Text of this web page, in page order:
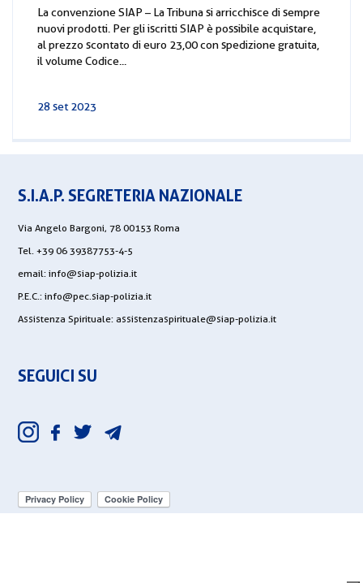
La convenzione SIAP – La Tribuna si arricchisce di sempre
nuovi prodotti. Per gli iscritti SIAP è possibile acquistare,
al prezzo scontato di euro 23,00 con spedizione gratuita,
il volume Codice...
28 set 2023
S.I.A.P. SEGRETERIA NAZIONALE
Via Angelo Bargoni, 78 00153 Roma
Tel. +39 06 39387753-4-5
email: info@siap-polizia.it
P.E.C.: info@pec.siap-polizia.it
Assistenza Spirituale: assistenzaspirituale@siap-polizia.it
SEGUICI SU